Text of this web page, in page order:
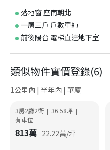
落地窗 座南朝北
一層三戶 戶數單純
前後陽台 電梯直達地下室
類似物件實價登錄(6)
1公里內 | 半年內 | 華廈
3房2廳2衛 | 36.58坪 |
有車位
813萬 22.22萬/坪